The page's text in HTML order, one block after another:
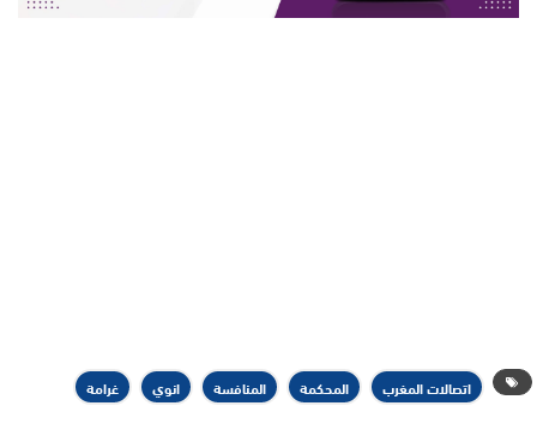
اتصالات المغرب المحكمة المنافسة انوي غرامة